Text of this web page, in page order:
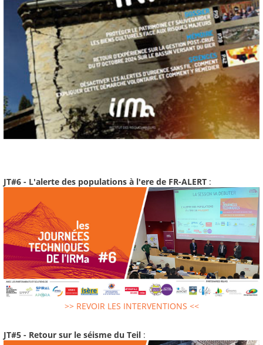
JT#6 - L'alerte des populations à l'ere de FR-ALERT :
>> REVOIR LES INTERVENTIONS <<
JT#5 - Retour sur le séisme du Teil :